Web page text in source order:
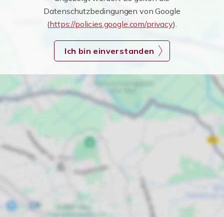
Datenschutzbedingungen von Google
(https://policies.google.com/privacy).
Ich bin einverstanden